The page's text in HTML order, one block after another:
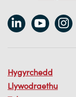
Hygyrchedd
Llywodraethu